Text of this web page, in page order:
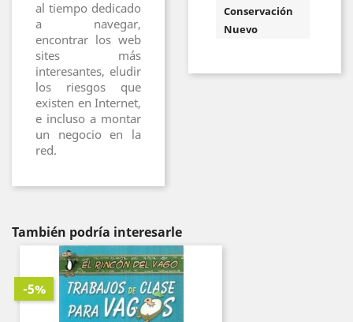
al tiempo dedicado
a navegar,
encontrar los web
sites más
interesantes, eludir
los riesgos que
existen en Internet,
e incluso a montar
un negocio en la
red.
Conservación
Nuevo
También podría interesarle
-5%